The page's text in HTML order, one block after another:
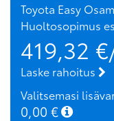
Toyota Easy
Huoltosopimus
419,32
Laske rahoitus
Valitsemasi
0,00 €